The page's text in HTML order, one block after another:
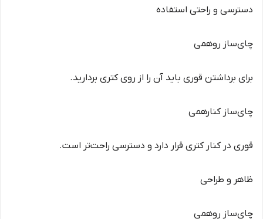
دسترسی و راحتی استفاده
چای‌ساز روهمی
برای برداشتن قوری باید آن را از روی کتری بردارید.
چای‌ساز کنارهمی
قوری در کنار کتری قرار دارد و دسترسی راحت‌تر است.
ظاهر و طراحی
چای‌ساز روهمی